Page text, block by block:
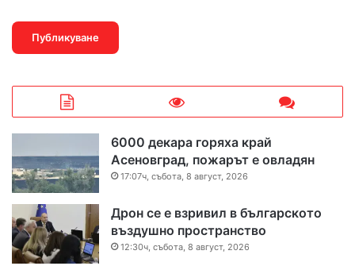
6000 декара горяха край
Асеновград, пожарът е овладян
17:07ч, събота, 8 август, 2026
Дрон се е взривил в българското
въздушно пространство
12:30ч, събота, 8 август, 2026